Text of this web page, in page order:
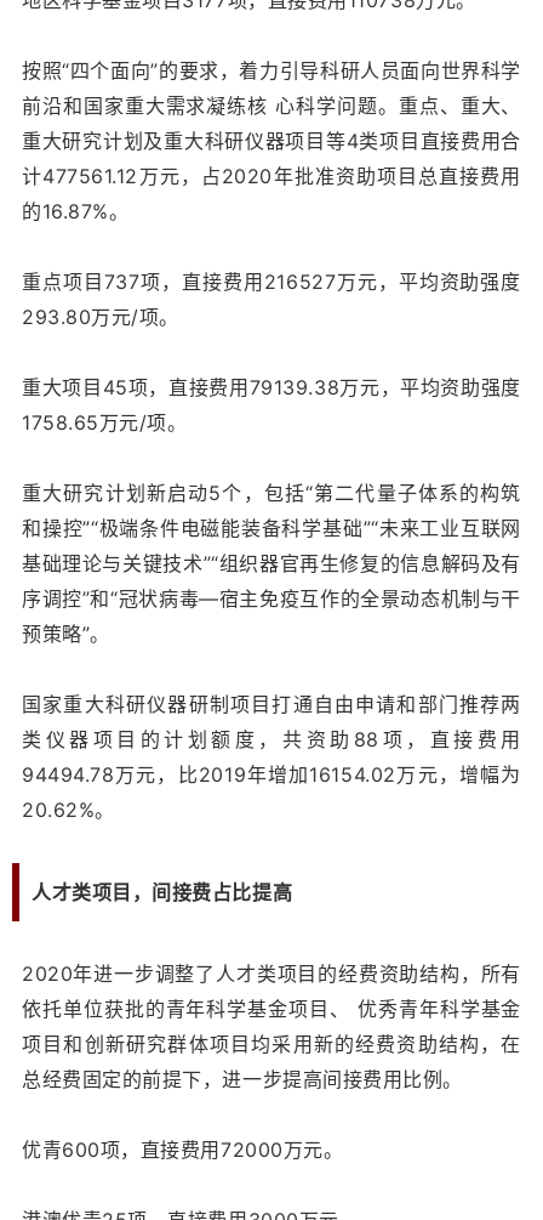
按照“四个面向”的要求，着力引导科研人员面向世界科学
前沿和国家重大需求凝练核 心科学问题。重点、重大、
重大研究计划及重大科研仪器项目等4类项目直接费用合
计477561.12万元，占2020年批准资助项目总直接费用
的16.87%。
重点项目737项，直接费用216527万元，平均资助强度
293.80万元/项。
重大项目45项，直接费用79139.38万元，平均资助强度
1758.65万元/项。
重大研究计划新启动5个，包括“第二代量子体系的构筑
和操控”“极端条件电磁能装备科学基础”“未来工业互联网
基础理论与关键技术”“组织器官再生修复的信息解码及有
序调控”和“冠状病毒—宿主免疫互作的全景动态机制与干
预策略”。
国家重大科研仪器研制项目打通自由申请和部门推荐两
类仪器项目的计划额度，共资助88项，直接费用
94494.78万元，比2019年增加16154.02万元，增幅为
20.62%。
人才类项目，间接费占比提高
2020年进一步调整了人才类项目的经费资助结构，所有
依托单位获批的青年科学基金项目、 优秀青年科学基金
项目和创新研究群体项目均采用新的经费资助结构，在
总经费固定的前提下，进一步提高间接费用比例。
优青600项，直接费用72000万元。